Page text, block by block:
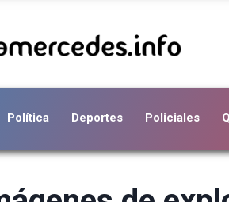
Política Deportes Policiales